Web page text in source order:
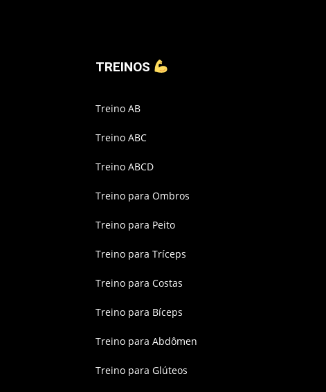
TREINOS
Treino AB
Treino ABC
Treino ABCD
Treino para Ombros
Treino para Peito
Treino para Tríceps
Treino para Costas
Treino para Bíceps
Treino para Abdômen
Treino para Glúteos